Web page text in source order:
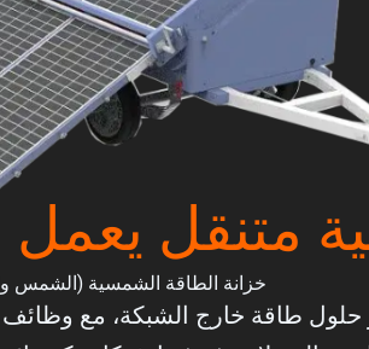
متنقل يعمل
خزانة الطاقة الشمسية (الشمس
طاقة خارج الشبكة، مع وظائف